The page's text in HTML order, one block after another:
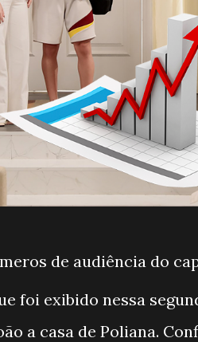
de audiência do
foi exibido nessa
a casa de Poliana.